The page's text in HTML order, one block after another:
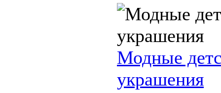
Модные
украшения